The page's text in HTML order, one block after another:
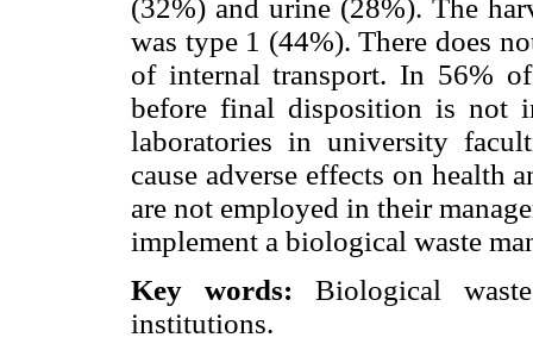
(32%) and urine (28%). The
was type 1 (44%). There does
of internal transport. In 56%
before final disposition is not
laboratories in university
cause adverse effects on health
are not employed in their
implement a biological waste
Key words:
Biological
institutions.